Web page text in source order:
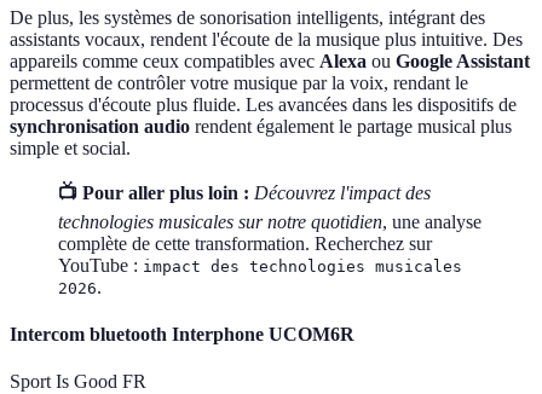
De plus, les systèmes de sonorisation intelligents, intégrant des
assistants vocaux, rendent l'écoute de la musique plus intuitive. Des
appareils comme ceux compatibles avec Alexa ou Google Assistant
permettent de contrôler votre musique par la voix, rendant le
processus d'écoute plus fluide. Les avancées dans les dispositifs de
synchronisation audio rendent également le partage musical plus
simple et social.
📺 Pour aller plus loin : Découvrez l'impact des
technologies musicales sur notre quotidien, une analyse
complète de cette transformation. Recherchez sur
YouTube : impact des technologies musicales
2026.
Intercom bluetooth Interphone UCOM6R
Sport Is Good FR